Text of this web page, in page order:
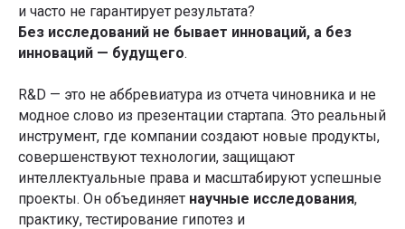
и часто не гарантирует результата?
Без исследований не бывает инноваций, а без
инноваций — будущего.
R&D — это не аббревиатура из отчета чиновника и не
модное слово из презентации стартапа. Это реальный
инструмент, где компании создают новые продукты,
совершенствуют технологии, защищают
интеллектуальные права и масштабируют успешные
проекты. Он объединяет научные исследования,
практику, тестирование гипотез и